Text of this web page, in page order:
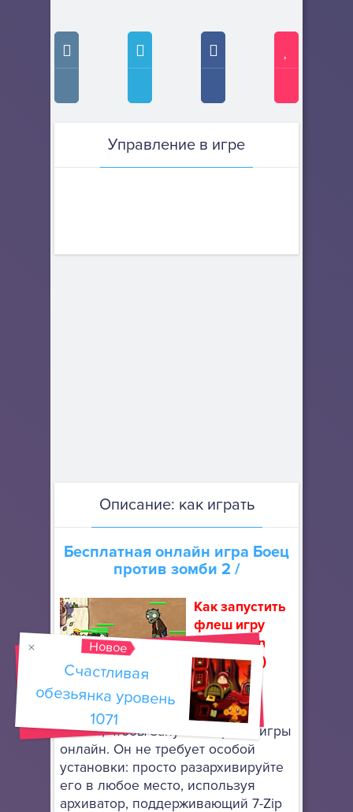
Управление в игре
Описание: как играть
Бесплатная онлайн игра Боец
против зомби 2 /
Как запустить
флеш игру
(How to run
flash game)
Скачайте
портативный браузер Mozilla
Firefox, чтобы запускать флеш игры
онлайн. Он не требует особой
установки: просто разархивируйте
его в любое место, используя
архиватор, поддерживающий 7-Zip
Новое
Счастливая
обезьянка уровень
1071